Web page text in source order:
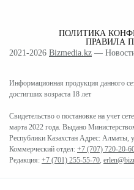
ПОЛИТИКА
ПРАВИЛА
2021-2026 Bizmedia.kz —
Информационная продукция данного
достигших возраста 18 лет
Свидетельство о постановке на учет
марта 2022 года. Выдано
Республики Казахстан Адрес: Алматы,
Коммерческий отдел: +7 (707) 720-20-
Редакция: +7 (701) 255-55-70,